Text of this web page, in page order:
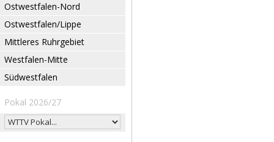
Ostwestfalen-Nord
Ostwestfalen/Lippe
Mittleres Ruhrgebiet
Westfalen-Mitte
Südwestfalen
Pokal 2026/27